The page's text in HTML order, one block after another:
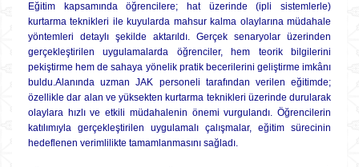
Eğitim kapsamında öğrencilere; hat üzerinde (ipli sistemlerle)
kurtarma teknikleri ile kuyularda mahsur kalma olaylarına müdahale
yöntemleri detaylı şekilde aktarıldı. Gerçek senaryolar üzerinden
gerçekleştirilen uygulamalarda öğrenciler, hem teorik bilgilerini
pekiştirme hem de sahaya yönelik pratik becerilerini geliştirme imkânı
buldu.Alanında uzman JAK personeli tarafından verilen eğitimde;
özellikle dar alan ve yüksekten kurtarma teknikleri üzerinde durularak
olaylara hızlı ve etkili müdahalenin önemi vurgulandı. Öğrencilerin
katılımıyla gerçekleştirilen uygulamalı çalışmalar, eğitim sürecinin
hedeflenen verimlilikte tamamlanmasını sağladı.